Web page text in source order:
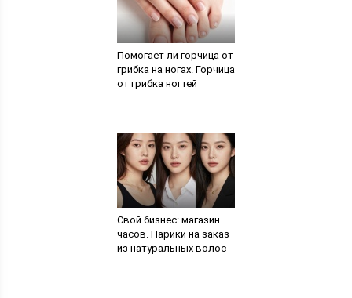
Помогает ли горчица от
грибка на ногах. Горчица
от грибка ногтей
Свой бизнес: магазин
часов. Парики на заказ
из натуральных волос